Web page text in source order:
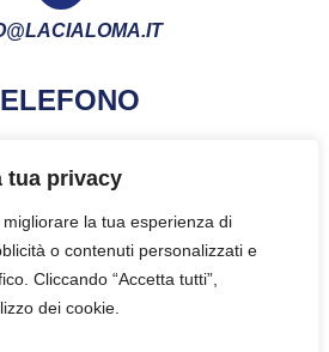
tua privacy
la tua esperienza di
o contenuti personalizzati e
Cliccando “Accetta tutti”,
dei cookie.
+39 3936366337